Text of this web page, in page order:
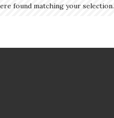
found matching your selection.